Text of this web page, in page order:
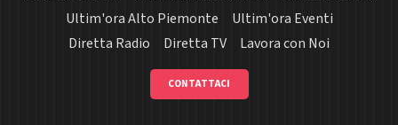
Ultim'ora Alto Piemonte
Ultim'ora Eventi
Diretta Radio
Diretta TV Lavora con Noi
CONTATTACI